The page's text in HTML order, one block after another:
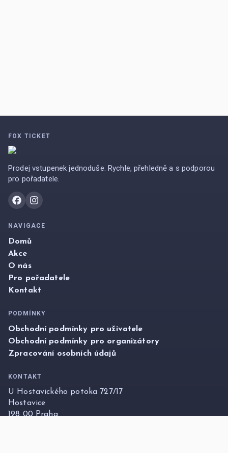
FOX TICKET
Prodej vstupenek jednoduše. Rychle, přehledně a s podporou
pro pořadatele.
NAVIGACE
Domů
Akce
O nás
Pro pořadatele
Kontakt
PODMÍNKY
Obchodní podmínky pro uživatele
Obchodní podmínky pro organizátory
Zpracování osobních údajů
KONTAKT
U Hostavického potoka 727/17
Hostavice
198 00 Praha